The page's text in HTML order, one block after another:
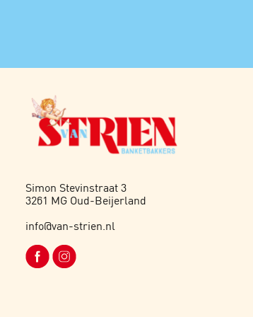
Simon Stevinstraat 3
3261 MG Oud-Beijerland
info@van-strien.nl